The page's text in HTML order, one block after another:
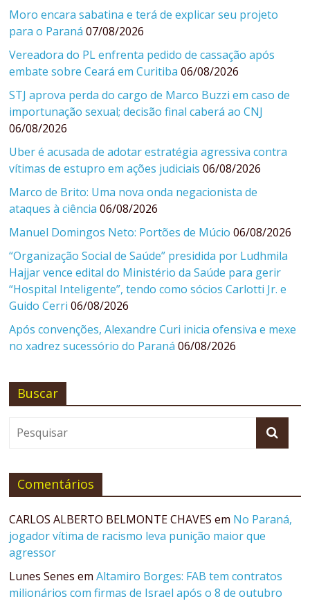
Moro encara sabatina e terá de explicar seu projeto
para o Paraná 07/08/2026
Vereadora do PL enfrenta pedido de cassação após
embate sobre Ceará em Curitiba 06/08/2026
STJ aprova perda do cargo de Marco Buzzi em caso de
importunação sexual; decisão final caberá ao CNJ
06/08/2026
Uber é acusada de adotar estratégia agressiva contra
vítimas de estupro em ações judiciais 06/08/2026
Marco de Brito: Uma nova onda negacionista de
ataques à ciência 06/08/2026
Manuel Domingos Neto: Portões de Múcio 06/08/2026
“Organização Social de Saúde” presidida por Ludhmila
Hajjar vence edital do Ministério da Saúde para gerir
“Hospital Inteligente”, tendo como sócios Carlotti Jr. e
Guido Cerri 06/08/2026
Após convenções, Alexandre Curi inicia ofensiva e mexe
no xadrez sucessório do Paraná 06/08/2026
Buscar
Comentários
CARLOS ALBERTO BELMONTE CHAVES em No Paraná,
jogador vítima de racismo leva punição maior que
agressor
Lunes Senes emAltamiro Borges: FAB tem contratos
milionários com firmas de Israel após o 8 de outubro